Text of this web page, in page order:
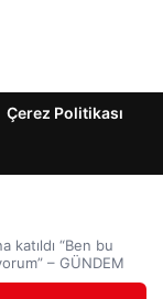
Çerez Politikası
katıldı “Ben bu
– GÜNDEM